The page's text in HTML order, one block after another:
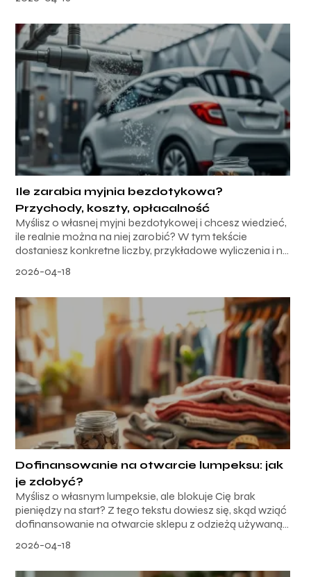
Ile zarabia myjnia bezdotykowa?
Przychody, koszty, opłacalność
Myślisz o własnej myjni bezdotykowej i chcesz wiedzieć,
ile realnie można na niej zarobić? W tym tekście
dostaniesz konkretne liczby, przykładowe wyliczenia i n...
2026-04-18
Dofinansowanie na otwarcie lumpeksu: jak
je zdobyć?
Myślisz o własnym lumpeksie, ale blokuje Cię brak
pieniędzy na start? Z tego tekstu dowiesz się, skąd wziąć
dofinansowanie na otwarcie sklepu z odzieżą używaną...
2026-04-18